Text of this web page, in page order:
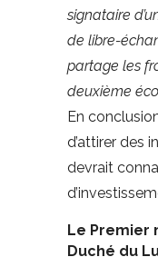
signataire
de libre-
partage les
deuxième
En
d’attirer des
devrait
Le Premier
Duché du